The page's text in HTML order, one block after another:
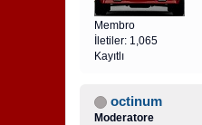
Membro
İletiler: 1,065
Kayıtlı
octinum
Moderatore